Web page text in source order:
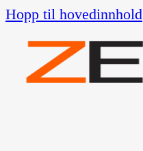
Hopp til hovedinnhold